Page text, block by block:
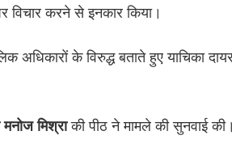
विचार करने से इनकार किया।
अधिकारों के विरुद्ध बताते हुए याचिका
मिश्राकी पीठ ने मामले की सुनवाई